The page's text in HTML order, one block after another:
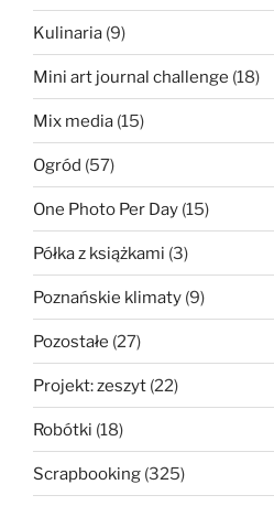
Kulinaria (9)
Mini art journal challenge (18)
Mix media (15)
Ogród (57)
One Photo Per Day (15)
Półka z książkami (3)
Poznańskie klimaty (9)
Pozostałe (27)
Projekt: zeszyt (22)
Robótki (18)
Scrapbooking (325)